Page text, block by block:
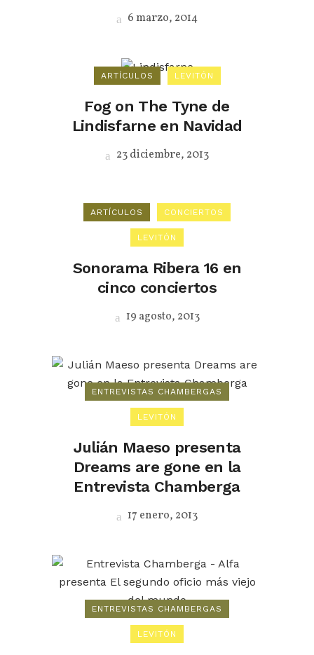
6 marzo, 2014
ARTÍCULOS LEVITÓN
Fog on The Tyne de
Lindisfarne en Navidad
23 diciembre, 2013
ARTÍCULOS CONCIERTOS
LEVITÓN
Sonorama Ribera 16 en
cinco conciertos
19 agosto, 2013
ENTREVISTAS CHAMBERGAS
LEVITÓN
Julián Maeso presenta
Dreams are gone en la
Entrevista Chamberga
17 enero, 2013
ENTREVISTAS CHAMBERGAS
LEVITÓN